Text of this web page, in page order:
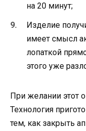
на 20 минут;
Изделие
имеет смысл
лопаткой
этого уже
При желании этот
Технология
тем, как закрыть